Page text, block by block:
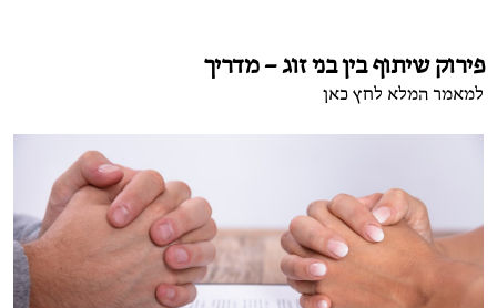
פירוק שיתוף בין בני זוג – מדריך
למאמר המלא לחץ כאן